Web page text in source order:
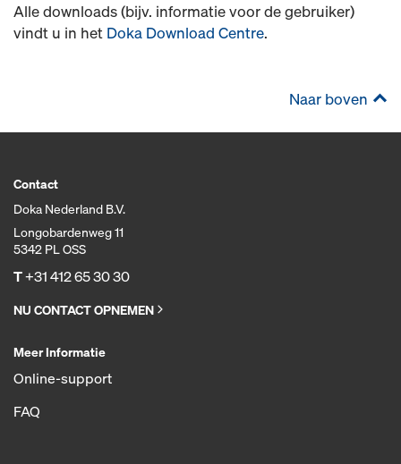
Alle downloads (bijv. informatie voor de gebruiker)
vindt u in het Doka Download Centre.
Naar boven
Contact
Doka Nederland B.V.
Longobardenweg 11
5342 PL OSS
T+31 412 65 30 30
NU CONTACT OPNEMEN
Meer Informatie
Online-support
FAQ